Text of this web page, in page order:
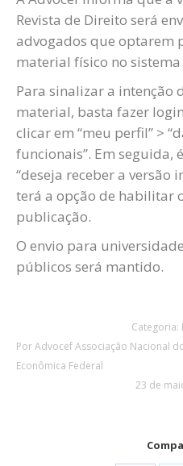
Revista de Direito será
advogados que optarem
material físico no
Para sinalizar a intenção
material, basta fazer
clicar em “meu perfil” >
funcionais”. Em seguida,
“deseja receber a versão
terá a opção de habilitar
publicação.
O envio para
públicos será mantido.
Categoria:
PorAdvocef Associação Nacional
Econômica Federal
23 de